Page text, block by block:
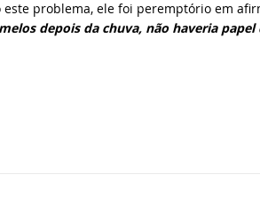
problema, ele foi peremptório em
depois da chuva, não haveria papel